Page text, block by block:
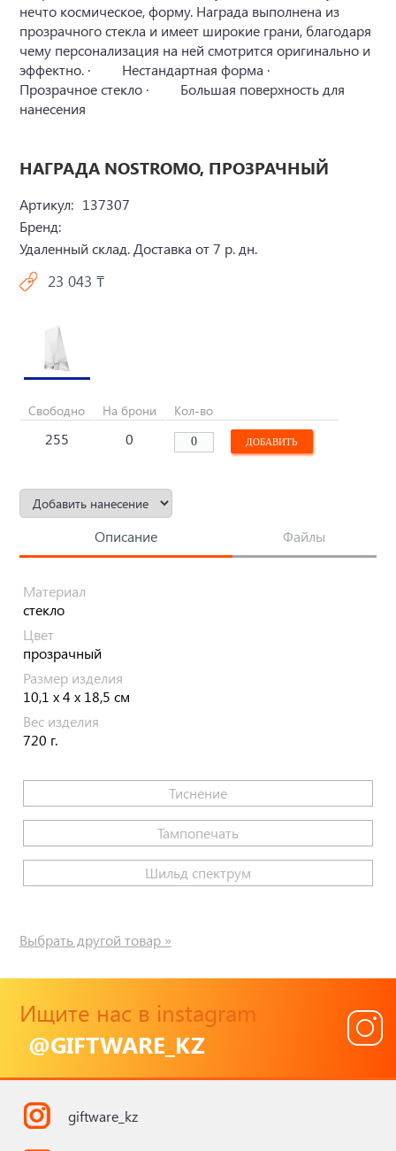
нечто космическое, форму. Награда выполнена из
прозрачного стекла и имеет широкие грани, благодаря
чему персонализация на ней смотрится оригинально и
эффектно. · Нестандартная форма ·
Прозрачное стекло · Большая поверхность для
нанесения
НАГРАДА NOSTROMO, ПРОЗРАЧНЫЙ
Артикул: 137307
Бренд:
Удаленный склад. Доставка от 7 р. дн.
23 043 ₸
Свободно На брони Кол-во
255 0
Описание Файлы
Материал
стекло
Цвет
прозрачный
Размер изделия
10,1 х 4 х 18,5 см
Вес изделия
720 г.
Тиснение
Тампопечать
Шильд спектрум
Выбрать другой товар »
Ищите нас в instagram
@GIFTWARE_KZ
giftware_kz